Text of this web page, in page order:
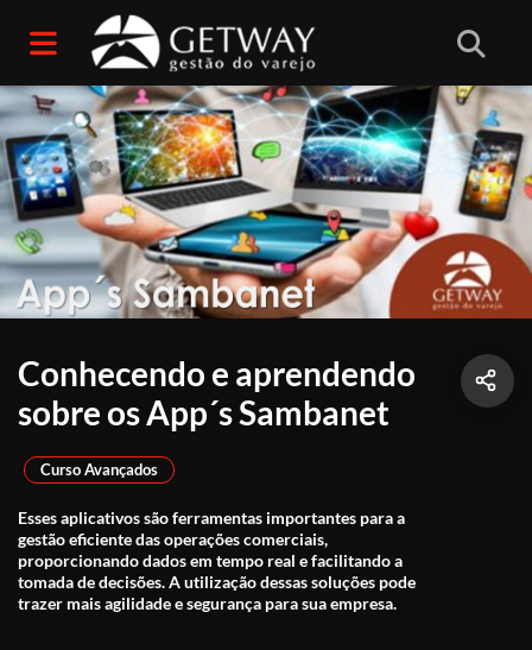
Conhecendo e aprendendo
sobre os App´s Sambanet
Esses aplicativos são ferramentas importantes para a
gestão eficiente das operações comerciais,
proporcionando dados em tempo real e facilitando a
tomada de decisões. A utilização dessas soluções pode
trazer mais agilidade e segurança para sua empresa.
Curso Avançados